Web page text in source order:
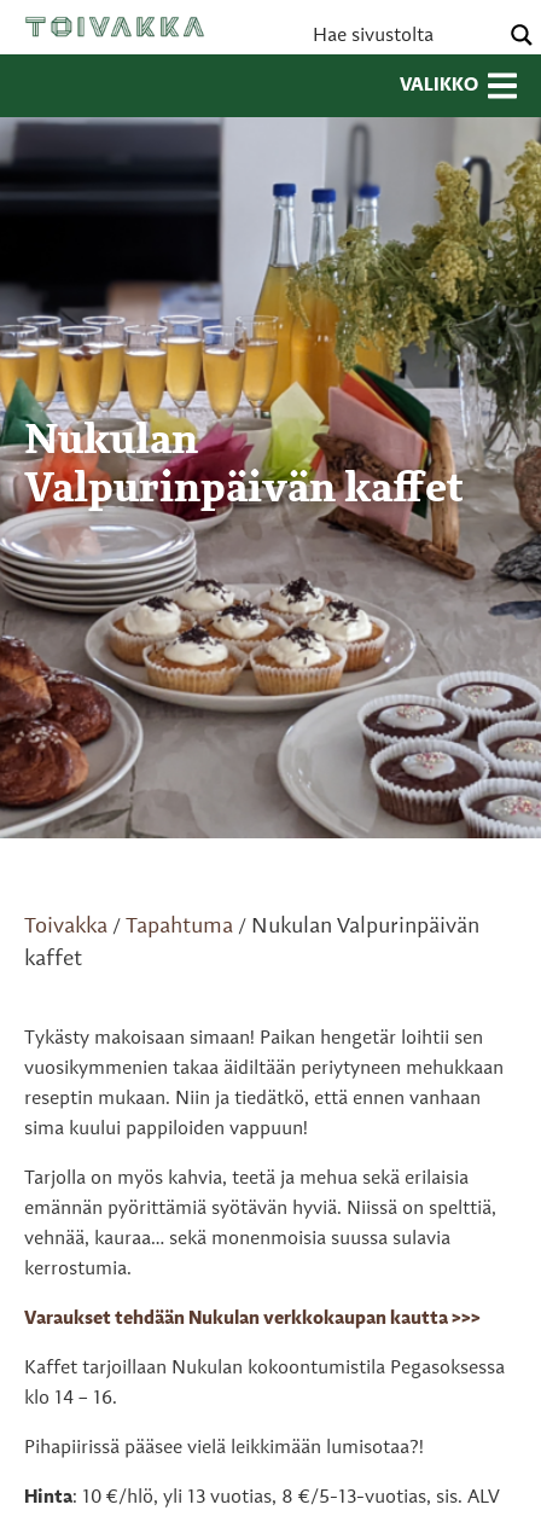
VALIKKO
Nukulan
Valpurinpäivän kaffet
Toivakka / Tapahtuma / Nukulan Valpurinpäivän
kaffet
Tykästy makoisaan simaan! Paikan hengetär loihtii sen
vuosikymmenien takaa äidiltään periytyneen mehukkaan
reseptin mukaan. Niin ja tiedätkö, että ennen vanhaan
sima kuului pappiloiden vappuun!
Tarjolla on myös kahvia, teetä ja mehua sekä erilaisia
emännän pyörittämiä syötävän hyviä. Niissä on spelttiä,
vehnää, kauraa… sekä monenmoisia suussa sulavia
kerrostumia.
Varaukset tehdään Nukulan verkkokaupan kautta >>>
Kaffet tarjoillaan Nukulan kokoontumistila Pegasoksessa
klo 14 – 16.
Pihapiirissä pääsee vielä leikkimään lumisotaa?!
Hinta: 10 €/hlö, yli 13 vuotias, 8 €/5-13-vuotias, sis. ALV